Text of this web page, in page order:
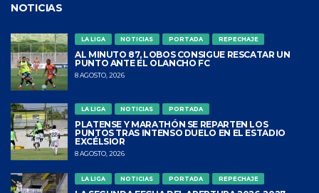
NOTICIAS
LA LIGA NOTICIAS PORTADA REPECHAJE
AL MINUTO 87, LOBOS CONSIGUE RESCATAR UN
PUNTO ANTE EL OLANCHO FC
8 AGOSTO, 2026
LA LIGA NOTICIAS PORTADA
PLATENSE Y MARATHÓN SE REPARTEN LOS
PUNTOS TRAS INTENSO DUELO EN EL ESTADIO
EXCÉLSIOR
8 AGOSTO, 2026
LA LIGA NOTICIAS PORTADA REPECHAJE